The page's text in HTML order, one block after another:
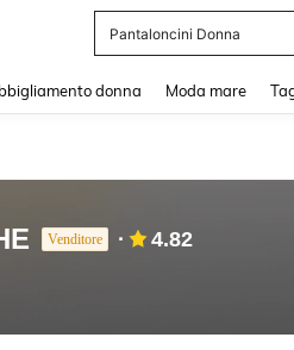
Pantaloncini Donna
donna Moda mare
Venditore 4.82